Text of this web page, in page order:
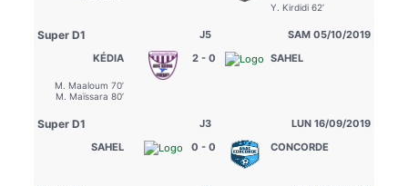
Y. Kirdidi 62’
Super D1 J5
SAM 05/10/2019
KÉDIA
M. Maaloum 70’
M. Maïssara 80’
2 - 0 SAHEL
Super D1 J3
LUN 16/09/2019
SAHEL
0 - 0 CONCORDE